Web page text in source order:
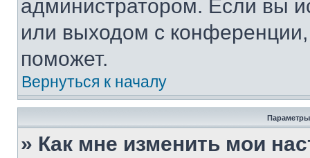
администратором. Если вы
или выходом с
поможет.
Вернуться к началу
Параметры
» Как мне изменить мои